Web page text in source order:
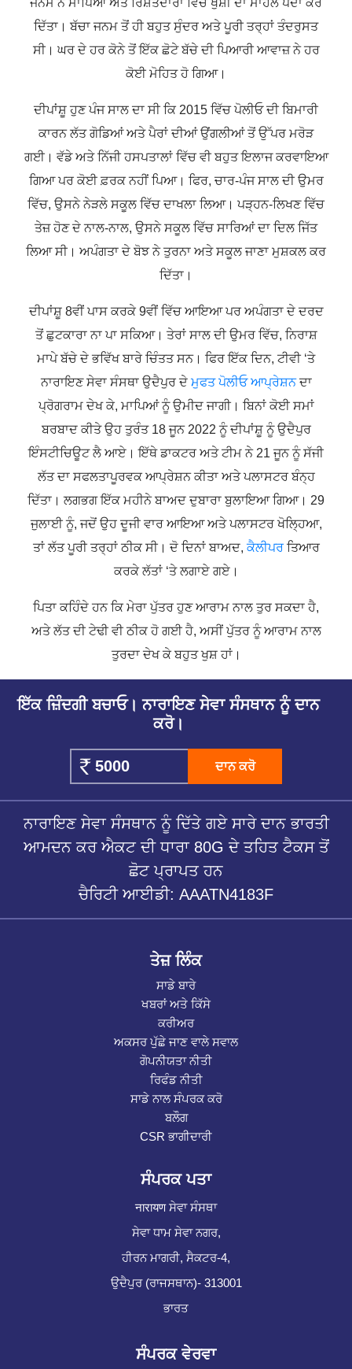
ਜਨਮ ਨੇ ਮਾਪਿਆਂ ਅਤੇ ਰਿਸ਼ਤੇਦਾਰਾਂ ਵਿੱਚ ਖੁਸ਼ੀ ਦਾ ਮਾਹੌਲ ਪੈਦਾ ਕਰ
ਦਿੱਤਾ। ਬੱਚਾ ਜਨਮ ਤੋਂ ਹੀ ਬਹੁਤ ਸੁੰਦਰ ਅਤੇ ਪੂਰੀ ਤਰ੍ਹਾਂ ਤੰਦਰੁਸਤ
ਸੀ। ਘਰ ਦੇ ਹਰ ਕੋਨੇ ਤੋਂ ਇੱਕ ਛੋਟੇ ਬੱਚੇ ਦੀ ਪਿਆਰੀ ਆਵਾਜ਼ ਨੇ ਹਰ
ਕੋਈ ਮੋਹਿਤ ਹੋ ਗਿਆ।
ਦੀਪਾਂਸ਼ੂ ਹੁਣ ਪੰਜ ਸਾਲ ਦਾ ਸੀ ਕਿ 2015 ਵਿੱਚ ਪੋਲੀਓ ਦੀ ਬਿਮਾਰੀ
ਕਾਰਨ ਲੱਤ ਗੋਡਿਆਂ ਅਤੇ ਪੈਰਾਂ ਦੀਆਂ ਉਂਗਲੀਆਂ ਤੋਂ ਉੱਪਰ ਮਰੋੜ
ਗਈ। ਵੱਡੇ ਅਤੇ ਨਿੱਜੀ ਹਸਪਤਾਲਾਂ ਵਿੱਚ ਵੀ ਬਹੁਤ ਇਲਾਜ ਕਰਵਾਇਆ
ਗਿਆ ਪਰ ਕੋਈ ਫ਼ਰਕ ਨਹੀਂ ਪਿਆ। ਫਿਰ, ਚਾਰ-ਪੰਜ ਸਾਲ ਦੀ ਉਮਰ
ਵਿੱਚ, ਉਸਨੇ ਨੇੜਲੇ ਸਕੂਲ ਵਿੱਚ ਦਾਖਲਾ ਲਿਆ। ਪੜ੍ਹਨ-ਲਿਖਣ ਵਿੱਚ
ਤੇਜ਼ ਹੋਣ ਦੇ ਨਾਲ-ਨਾਲ, ਉਸਨੇ ਸਕੂਲ ਵਿੱਚ ਸਾਰਿਆਂ ਦਾ ਦਿਲ ਜਿੱਤ
ਲਿਆ ਸੀ। ਅਪੰਗਤਾ ਦੇ ਬੋਝ ਨੇ ਤੁਰਨਾ ਅਤੇ ਸਕੂਲ ਜਾਣਾ ਮੁਸ਼ਕਲ ਕਰ
ਦਿੱਤਾ।
ਦੀਪਾਂਸ਼ੂ 8ਵੀਂ ਪਾਸ ਕਰਕੇ 9ਵੀਂ ਵਿੱਚ ਆਇਆ ਪਰ ਅਪੰਗਤਾ ਦੇ ਦਰਦ
ਤੋਂ ਛੁਟਕਾਰਾ ਨਾ ਪਾ ਸਕਿਆ। ਤੇਰਾਂ ਸਾਲ ਦੀ ਉਮਰ ਵਿੱਚ, ਨਿਰਾਸ਼
ਮਾਪੇ ਬੱਚੇ ਦੇ ਭਵਿੱਖ ਬਾਰੇ ਚਿੰਤਤ ਸਨ। ਫਿਰ ਇੱਕ ਦਿਨ, ਟੀਵੀ ‘ਤੇ
ਨਾਰਾਇਣ ਸੇਵਾ ਸੰਸਥਾ ਉਦੈਪੁਰ ਦੇ ਮੁਫਤ ਪੋਲੀਓ ਆਪ੍ਰੇਸ਼ਨਦਾ
ਪ੍ਰੋਗਰਾਮ ਦੇਖ ਕੇ, ਮਾਪਿਆਂ ਨੂੰ ਉਮੀਦ ਜਾਗੀ। ਬਿਨਾਂ ਕੋਈ ਸਮਾਂ
ਬਰਬਾਦ ਕੀਤੇ ਉਹ ਤੁਰੰਤ 18 ਜੂਨ 2022 ਨੂੰ ਦੀਪਾਂਸ਼ੂ ਨੂੰ ਉਦੈਪੁਰ
ਇੰਸਟੀਚਿਊਟ ਲੈ ਆਏ। ਇੱਥੇ ਡਾਕਟਰ ਅਤੇ ਟੀਮ ਨੇ 21 ਜੂਨ ਨੂੰ ਸੱਜੀ
ਲੱਤ ਦਾ ਸਫਲਤਾਪੂਰਵਕ ਆਪ੍ਰੇਸ਼ਨ ਕੀਤਾ ਅਤੇ ਪਲਾਸਟਰ ਬੰਨ੍ਹ
ਦਿੱਤਾ। ਲਗਭਗ ਇੱਕ ਮਹੀਨੇ ਬਾਅਦ ਦੁਬਾਰਾ ਬੁਲਾਇਆ ਗਿਆ। 29
ਜੁਲਾਈ ਨੂੰ, ਜਦੋਂ ਉਹ ਦੂਜੀ ਵਾਰ ਆਇਆ ਅਤੇ ਪਲਾਸਟਰ ਖੋਲ੍ਹਿਆ,
ਤਾਂ ਲੱਤ ਪੂਰੀ ਤਰ੍ਹਾਂ ਠੀਕ ਸੀ। ਦੋ ਦਿਨਾਂ ਬਾਅਦ,ਕੈਲੀਪਰਤਿਆਰ
ਕਰਕੇ ਲੱਤਾਂ ‘ਤੇ ਲਗਾਏ ਗਏ।
ਪਿਤਾ ਕਹਿੰਦੇ ਹਨ ਕਿ ਮੇਰਾ ਪੁੱਤਰ ਹੁਣ ਆਰਾਮ ਨਾਲ ਤੁਰ ਸਕਦਾ ਹੈ,
ਅਤੇ ਲੱਤ ਦੀ ਟੇਢੀ ਵੀ ਠੀਕ ਹੋ ਗਈ ਹੈ, ਅਸੀਂ ਪੁੱਤਰ ਨੂੰ ਆਰਾਮ ਨਾਲ
ਤੁਰਦਾ ਦੇਖ ਕੇ ਬਹੁਤ ਖੁਸ਼ ਹਾਂ।
ਇੱਕ ਜ਼ਿੰਦਗੀ ਬਚਾਓ। ਨਾਰਾਇਣ ਸੇਵਾ ਸੰਸਥਾਨ ਨੂੰ ਦਾਨ
ਕਰੋ।
ਦਾਨ ਕਰੋ
ਨਾਰਾਇਣ ਸੇਵਾ ਸੰਸਥਾਨ ਨੂੰ ਦਿੱਤੇ ਗਏ ਸਾਰੇ ਦਾਨ ਭਾਰਤੀ
ਆਮਦਨ ਕਰ ਐਕਟ ਦੀ ਧਾਰਾ 80G ਦੇ ਤਹਿਤ ਟੈਕਸ ਤੋਂ
ਛੋਟ ਪ੍ਰਾਪਤ ਹਨ
ਚੈਰਿਟੀ ਆਈਡੀ: AAATN4183F
ਤੇਜ਼ ਲਿੰਕ
ਸਾਡੇ ਬਾਰੇ
ਖਬਰਾਂ ਅਤੇ ਕਿੱਸੇ
ਕਰੀਅਰ
ਅਕਸਰ ਪੁੱਛੇ ਜਾਣ ਵਾਲੇ ਸਵਾਲ
ਗੋਪਨੀਯਤਾ ਨੀਤੀ
ਰਿਫੰਡ ਨੀਤੀ
ਸਾਡੇ ਨਾਲ ਸੰਪਰਕ ਕਰੋ
ਬਲੌਗ
CSR ਭਾਗੀਦਾਰੀ
ਸੰਪਰਕ ਪਤਾ
नारायण ਸੇਵਾ ਸੰਸਥਾ
ਸੇਵਾ ਧਾਮ ਸੇਵਾ ਨਗਰ,
ਹੀਰਨ ਮਾਗਰੀ, ਸੈਕਟਰ-4,
ਉਦੈਪੁਰ (ਰਾਜਸਥਾਨ)- 313001
ਭਾਰਤ
ਸੰਪਰਕ ਵੇਰਵਾ